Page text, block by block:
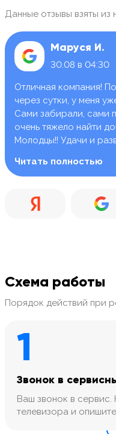
Данные отзывы взяты из
Маруся И.
30.08 в 04:30
Отличная компания!
через сутки, у меня
Сами забирали, сами
очень тяжело найти
Молодцы!! Удачи и
Читать полностью
Схема работы
Порядок действий при
1
Звонок в
Ваш звонок в сервис.
телевизора и